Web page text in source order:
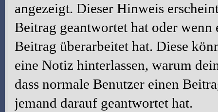
angezeigt. Dieser Hinweis
Beitrag geantwortet hat oder
Beitrag überarbeitet hat. Diese
eine Notiz hinterlassen, warum
dass normale Benutzer einen
jemand darauf geantwortet hat.